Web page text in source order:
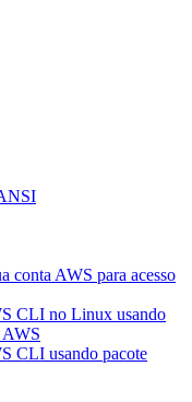
conta AWS para acesso
CLI no Linux usando
AWS
CLI usando pacote